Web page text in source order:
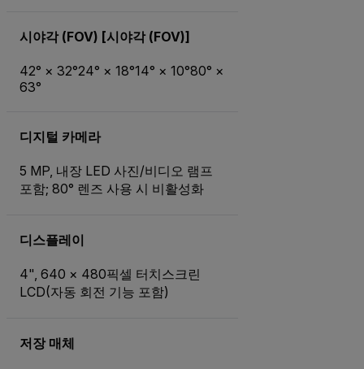
시야각 (FOV) [시야각 (FOV)]
42° × 32°24° × 18°14° × 10°80° ×
63°
디지털 카메라
5 MP, 내장 LED 사진/비디오 램프
포함; 80° 렌즈 사용 시 비활성화
디스플레이
4", 640 × 480픽셀 터치스크린
LCD(자동 회전 기능 포함)
저장 매체